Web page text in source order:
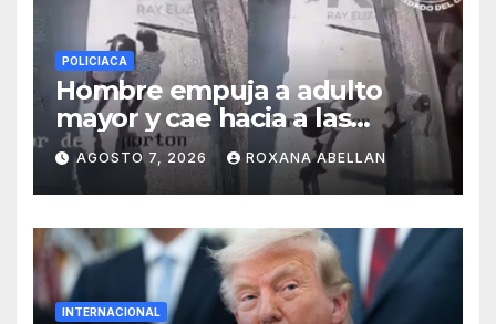
POLICIACA
Hombre empuja a adulto
mayor y cae hacia a las
ruedas de tráiler en
Monterrey
AGOSTO 7, 2026 ROXANA ABELLAN
INTERNACIONAL